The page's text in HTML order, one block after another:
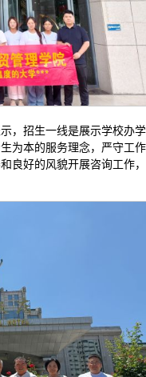
，招生一线是展示学校办学
为本的服务理念，严守工作
良好的风貌开展咨询工作，